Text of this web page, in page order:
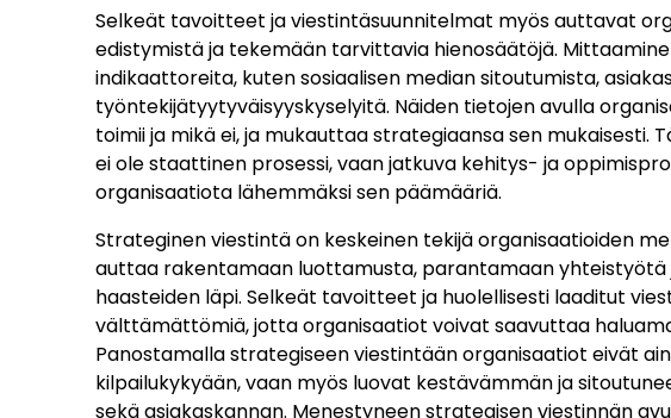
Selkeät tavoitteet ja viestintäsuunnitelmat myös auttavat
edistymistä ja tekemään tarvittavia hienosäätöjä.
indikaattoreita, kuten sosiaalisen median sitoutumista,
työntekijätyytyväisyyskyselyitä. Näiden tietojen avulla
toimii ja mikä ei, ja mukauttaa strategiaansa sen mukaisesti.
ei ole staattinen prosessi, vaan jatkuva kehitys- ja
organisaatiota lähemmäksi sen päämääriä.
Strateginen viestintä on keskeinen tekijä organisaatioiden
auttaa rakentamaan luottamusta, parantamaan yhteistyötä
haasteiden läpi. Selkeät tavoitteet ja huolellisesti laaditut
välttämättömiä, jotta organisaatiot voivat saavuttaa
Panostamalla strategiseen viestintään organisaatiot eivät
kilpailukykyään, vaan myös luovat kestävämmän ja
sekä asiakaskannan. Menestyneen strategisen viestinnän